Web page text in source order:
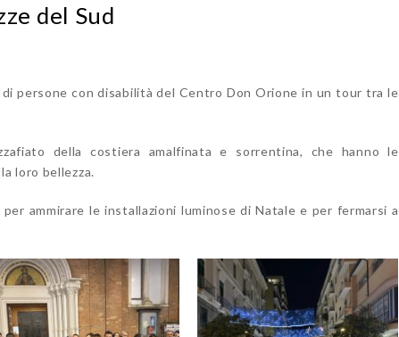
del Sud
persone con disabilità del Centro Don Orione in un tour tra le
della costiera amalfinata e sorrentina, che hanno le
loro bellezza.
ammirare le installazioni luminose di Natale e per fermarsi a